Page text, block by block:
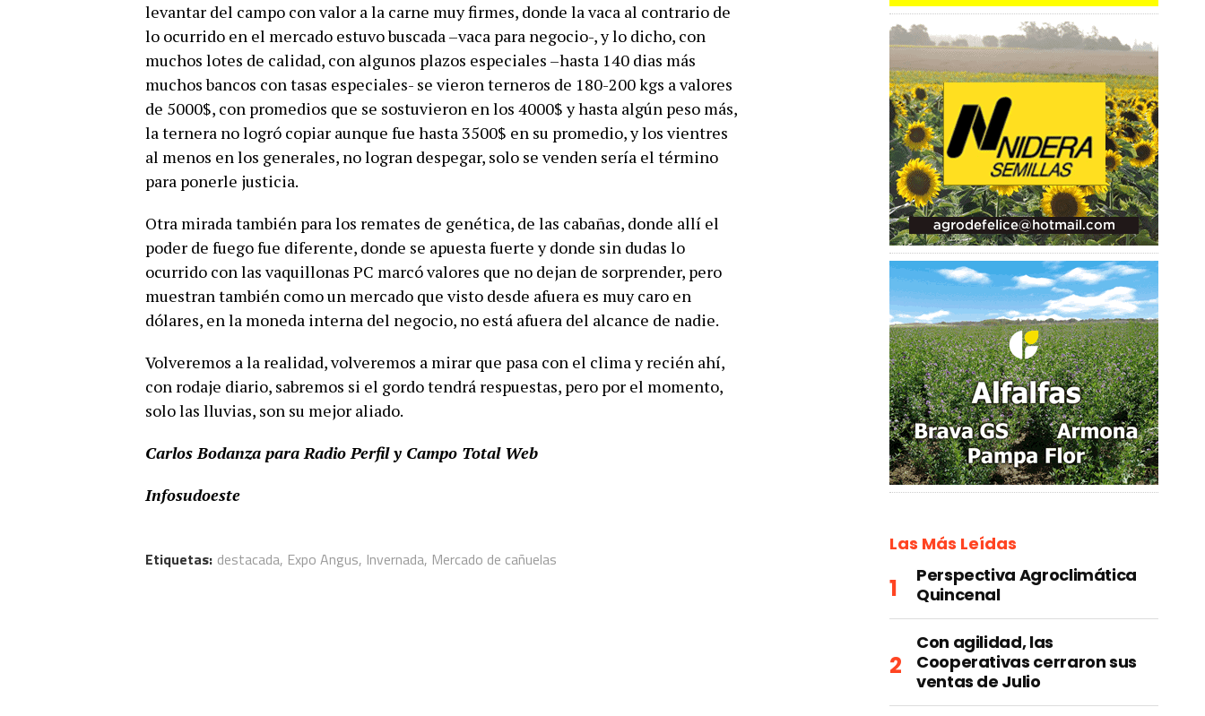
levantar del campo con valor a la carne muy firmes, donde la vaca al contrario de
lo ocurrido en el mercado estuvo buscada –vaca para negocio-, y lo dicho, con
muchos lotes de calidad, con algunos plazos especiales –hasta 140 dias más
muchos bancos con tasas especiales- se vieron terneros de 180-200 kgs a valores
de 5000$, con promedios que se sostuvieron en los 4000$ y hasta algún peso más,
la ternera no logró copiar aunque fue hasta 3500$ en su promedio, y los vientres
al menos en los generales, no logran despegar, solo se venden sería el término
para ponerle justicia.
Otra mirada también para los remates de genética, de las cabañas, donde allí el
poder de fuego fue diferente, donde se apuesta fuerte y donde sin dudas lo
ocurrido con las vaquillonas PC marcó valores que no dejan de sorprender, pero
muestran también como un mercado que visto desde afuera es muy caro en
dólares, en la moneda interna del negocio, no está afuera del alcance de nadie.
Volveremos a la realidad, volveremos a mirar que pasa con el clima y recién ahí,
con rodaje diario, sabremos si el gordo tendrá respuestas, pero por el momento,
solo las lluvias, son su mejor aliado.
Carlos Bodanza para Radio Perfil y Campo Total Web
Infosudoeste
Etiquetas: destacada, Expo Angus, Invernada, Mercado de cañuelas
Las Más Leídas
Perspectiva Agroclimática
Quincenal
Con agilidad, las
Cooperativas cerraron sus
ventas de Julio